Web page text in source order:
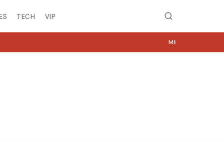
TECH VIP
MIRË SE VINI NË NGJYRA.COM